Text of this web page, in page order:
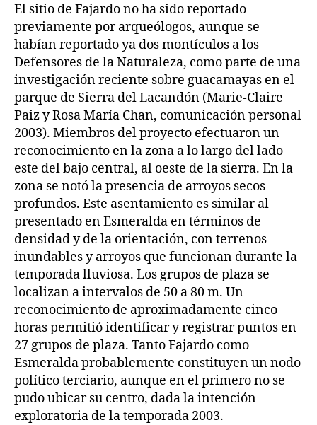
El sitio de Fajardo no ha sido reportado
previamente por arqueólogos, aunque se
habían reportado ya dos montículos a los
Defensores de la Naturaleza, como parte de una
investigación reciente sobre guacamayas en el
parque de Sierra del Lacandón (Marie-Claire
Paiz y Rosa María Chan, comunicación personal
2003). Miembros del proyecto efectuaron un
reconocimiento en la zona a lo largo del lado
este del bajo central, al oeste de la sierra. En la
zona se notó la presencia de arroyos secos
profundos. Este asentamiento es similar al
presentado en Esmeralda en términos de
densidad y de la orientación, con terrenos
inundables y arroyos que funcionan durante la
temporada lluviosa. Los grupos de plaza se
localizan a intervalos de 50 a 80 m. Un
reconocimiento de aproximadamente cinco
horas permitió identificar y registrar puntos en
27 grupos de plaza. Tanto Fajardo como
Esmeralda probablemente constituyen un nodo
político terciario, aunque en el primero no se
pudo ubicar su centro, dada la intención
exploratoria de la temporada 2003.